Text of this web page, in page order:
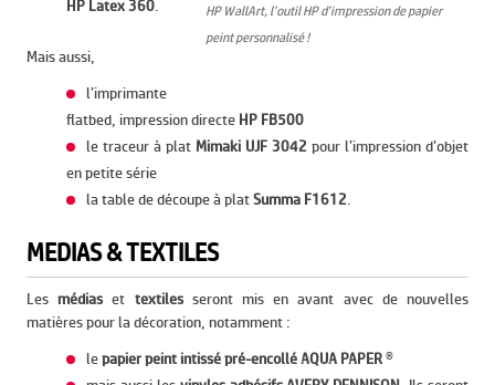
HP WallArt, l’outil HP d’impression de papier
peint personnalisé !
HP Latex 360.
Mais aussi,
l’imprimante
flatbed, impression directe HP FB500
le traceur à plat Mimaki UJF 3042 pour l’impression d’objet
en petite série
la table de découpe à platSumma F1612.
MEDIAS & TEXTILES
Lesmédiaset textilesseront mis en avant avec de nouvelles
matières pour la décoration, notamment :
lepapier peint intissé pré-encollé AQUA PAPER®